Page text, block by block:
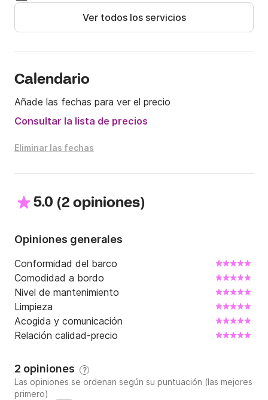
Ver todos los servicios
Calendario
Añade las fechas para ver el precio
Consultar la lista de precios
Eliminar las fechas
5.0 (2 opiniones)
Opiniones generales
Conformidad del barco
Comodidad a bordo
Nivel de mantenimiento
Limpieza
Acogida y comunicación
Relación calidad-precio
2 opiniones ?
Las opiniones se ordenan según su puntuación (las mejores
primero)